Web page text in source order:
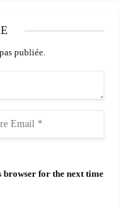
publiée.
browser for the next time